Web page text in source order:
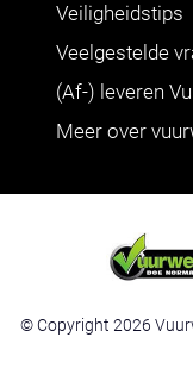
Veiligheidstips
Veelgestelde
(Af-) leveren
Meer over
© Copyright 2026